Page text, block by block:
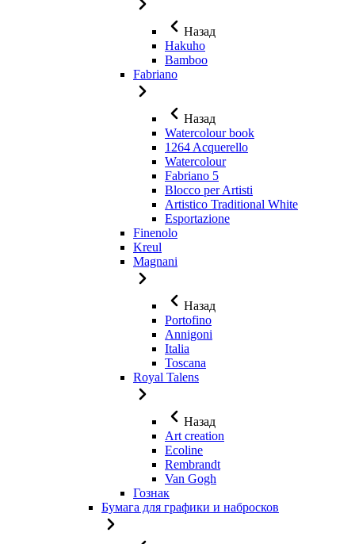
Назад
Hakuho
Bamboo
Fabriano
Назад
Watercolour book
1264 Acquerello
Watercolour
Fabriano 5
Blocco per Artisti
Artistico Traditional White
Esportazione
Finenolo
Kreul
Magnani
Назад
Portofino
Annigoni
Italia
Toscana
Royal Talens
Назад
Art creation
Ecoline
Rembrandt
Van Gogh
Гознак
Бумага для графики и набросков